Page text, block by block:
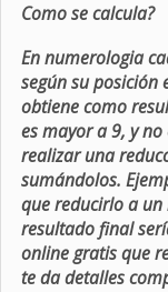
Como se calcula?
En numerologia
según su posición
obtiene como
es mayor a 9, y
realizar una
sumándolos.
que reducirlo a un
resultado final
online gratis que
te da detalles